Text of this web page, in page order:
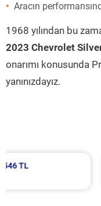
Aracın
1968 yılından bu
2023 Chevrolet
onarımı konusunda
yanınızdayız.
Alfa